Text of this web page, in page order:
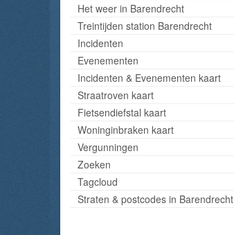
Het weer in Barendrecht
Treintijden station Barendrecht
Incidenten
Evenementen
Incidenten & Evenementen kaart
Straatroven kaart
Fietsendiefstal kaart
Woninginbraken kaart
Vergunningen
Zoeken
Tagcloud
Straten & postcodes in Barendrecht